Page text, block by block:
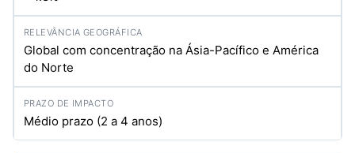
Global com concentração na Ásia-Pacífico e América
do Norte
Médio prazo (2 a 4 anos)